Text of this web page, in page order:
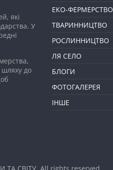
які
У
шляху до
ЕКО-ФЕРМЕРСТВО
ТВАРИННИЦТВО
РОСЛИННИЦТВО
ЛЯ СЕЛО
БЛОГИ
ФОТОГАЛЕРЕЯ
ІНШЕ
ТА СВІТУ . All rights reserved.